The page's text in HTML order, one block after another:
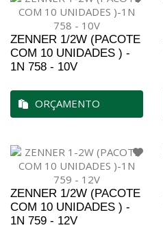
ZENNER 1/2W (PACOTE
COM 10 UNIDADES ) -
1N 758 - 10V
ORÇAMENTO
ZENNER 1/2W (PACOTE
COM 10 UNIDADES ) -
1N 759 - 12V